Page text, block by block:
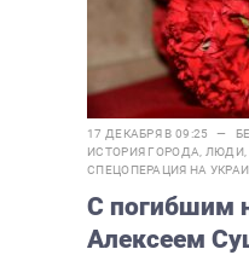
17 ДЕКАБРЯ В 09:25 —
ИСТОРИЯ ГОРОДА
ЛЮДИ
СПЕЦОПЕРАЦИЯ НА
С погибшим
Алексеем